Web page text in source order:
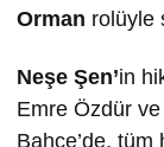
Orman rolüyle
Neşe Şen’in
Emre Özdür ve
Bahçe’de, tüm